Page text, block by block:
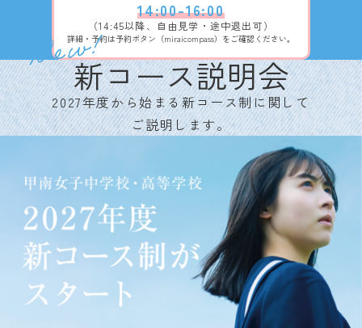
14:00-16:00
（14:45以降、自由見学・途中退出可）
詳細・予約は予約ボタン（miraicompass）をご確認ください。
新コース説明会
2027年度から始まる新コース制に関して
ご説明します。